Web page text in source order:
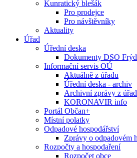
Kunratický blešák
Pro prodejce
Pro návštěvníky
Aktuality
Úřad
Úřední deska
Dokumenty DSO
Informační servis OÚ
Aktuálně z úřadu
Úřední deska - archiv
Archivní zprávy z
KORONAVIR info
Portál Občan+
Místní polatky
Odpadové hospodářství
Zprávy o odpadovém
Rozpočty a hospodaření
Rozpočet obce